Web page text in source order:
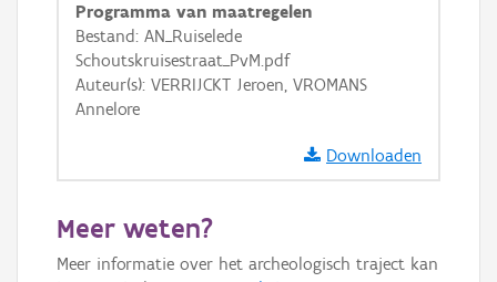
Basis Lagen
OSM-Basiskaart
Ortho
Programma van maatregelen
Bestand: AN_Ruiselede
Schoutskruisestraat_PvM.pdf
Auteur(s): VERRIJCKT Jeroen, VROMANS
Annelore
Downloaden
Meer weten?
Meer informatie over het archeologisch traject kan